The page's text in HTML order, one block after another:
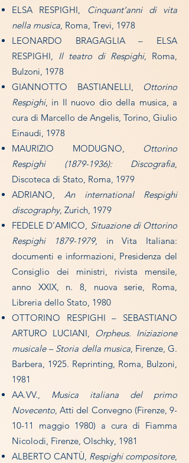
ELSA RESPIGHI,
Cinquant’anni di vita
nella musica , Roma, Trevi, 1978
LEONARDO BRAGAGLIA – ELSA
RESPIGHI, Il teatro di Respighi, Roma,
Bulzoni, 1978
GIANNOTTO BASTIANELLI,
Ottorino
Respighi, in Il nuovo dio della musica, a
cura di Marcello de Angelis, Torino, Giulio
Einaudi, 1978
MAURIZIO MODUGNO,
Ottorino
Respighi (1879-1936): Discografia
Discoteca di Stato, Roma, 1979
ADRIANO, An international Respighi
discography, Zurich, 1979
FEDELE D’AMICO, Situazione di Ottorino
Respighi
1879-1979, in Vita Italiana:
documenti e informazioni, Presidenza del
Consiglio dei ministri, rivista mensile,
anno XXIX, n. 8, nuova serie, Roma,
Libreria dello Stato, 1980
OTTORINO RESPIGHI – SEBASTIANO
ARTURO LUCIANI,
Orpheus. Iniziazione
musicale – Storia della musica, Firenze, G.
Barbera, 1925. Reprinting, Roma, Bulzoni,
1981
AA.VV., Musica italiana del primo
Novecento , Atti del Convegno (Firenze, 9-
10-11 maggio 1980) a cura di Fiamma
Nicolodi, Firenze, Olschky, 1981
ALBERTO CANTÙ, Respighi compositore,